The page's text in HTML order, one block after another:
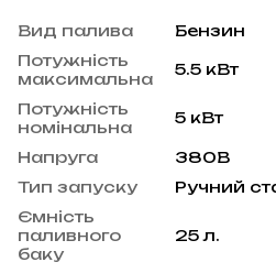
Вид палива
Бензин
Потужність
максимальна
5.5 кВт
Потужність
номінальна
5 кВт
Напруга
380В
Тип запуску
Ручний
Ємність
паливного
баку
25 л.